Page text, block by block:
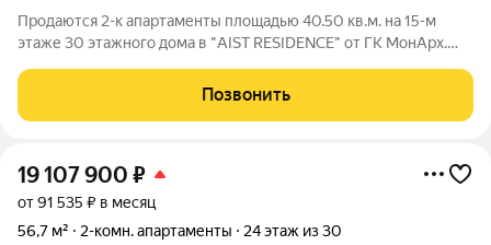
Продаются 2-к апартаменты площадью 40.50 кв.м. на 15-м
этаже 30 этажного дома в "AIST RESIDENCE" от ГК МонАрх.
стремится к гармонии между динамичной городской жизнью и
отдыхом на природе.
Позвонить
19 107 900 ₽
от 91 535 ₽ в месяц
56,7 м²
2-комн. апартаменты 24 этаж из 30